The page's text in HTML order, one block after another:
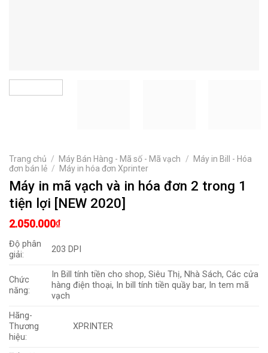
Trang chủ / Máy Bán Hàng - Mã số - Mã vạch /
Máy in Bill - Hóa
đơn bán lẻ / Máy in hóa đơn Xprinter
Máy in mã vạch và in hóa đơn 2 trong 1
tiện lợi [NEW 2020]
2.050.000₫
Độ phân
giải:
203 DPI
Chức
năng:
In Bill tính tiền cho shop, Siêu Thị, Nhà Sách, Các cửa
hàng điện thoại, In bill tính tiền quầy bar, In tem mã
vạch
Hãng-
Thương
hiệu:
XPRINTER